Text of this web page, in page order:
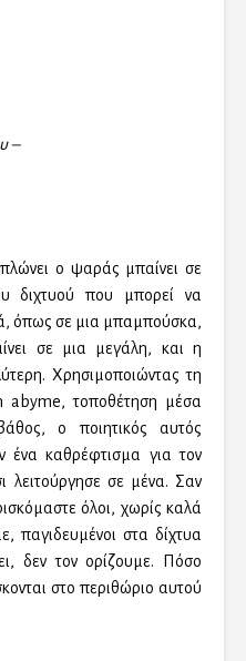
–
ο ψαράς μπαίνει σε
διχτυού που μπορεί να
όπως σε μια μπαμπούσκα,
σε μια μεγάλη, και η
Χρησιμοποιώντας τη
abyme, τοποθέτηση μέσα
ο ποιητικός αυτός
ένα καθρέφτισμα για τον
λειτούργησε σε μένα. Σαν
όλοι, χωρίς καλά
παγιδευμένοι στα δίχτυα
δεν τον ορίζουμε. Πόσο
στο περιθώριο αυτού